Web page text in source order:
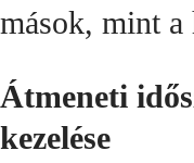
mások, mint a
Átmeneti
kezelése